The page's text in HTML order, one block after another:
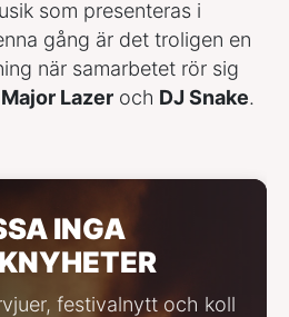
som presenteras i
gång är det troligen en
när samarbetet rör sig
Major Lazer och DJ Snake.
INGA
festivalnytt och koll